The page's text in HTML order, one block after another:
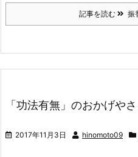
記事を読む 振
「功法有無」のおかげや
2017年11月3日 hinomoto09